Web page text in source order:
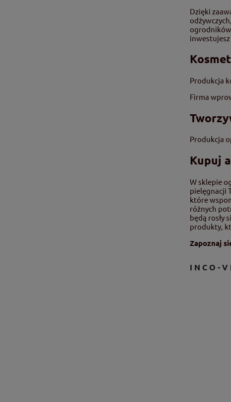
Dzięki
ogrodników
Produkcja
Firma
Produkcja
Kupuj
W sklepie
pielęgnacji
które
różnych
będą rosły
produkty,
Zapoznaj
INCO-